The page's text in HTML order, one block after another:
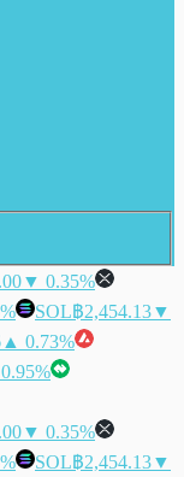
▼ 0.35%
SOL฿2,454.13▼
▲ 0.73%
▼ 0.35%
SOL฿2,454.13▼